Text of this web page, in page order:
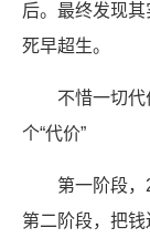
后。最终发现
死早超生。
不惜一切
个“代价” ​​​
第一阶段，
第二阶段，把